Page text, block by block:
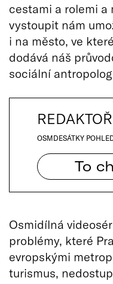
cestami a rolemi a
vystoupit nám
i na město, ve
dodává náš
sociální
OSMDESÁTKY
To
Osmidílná
problémy, které
evropskými
turismus,